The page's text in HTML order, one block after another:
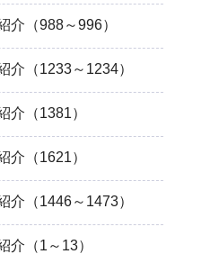
介（988～996）
介（1233～1234）
介（1381）
介（1621）
介（1446～1473）
介（1～13）